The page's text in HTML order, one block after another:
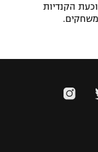
לאון השלימה מהפך בדקה ה-54, וכעת הקנדיות